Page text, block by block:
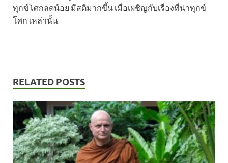
ทุกข์โศกลดน้อย มีสติมากขึ้น เมื่อเผชิญกับเรื่องที่น่าทุกข์
โศก เหล่านั้น
RELATED POSTS